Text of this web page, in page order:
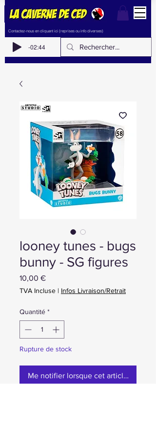
Contactez-nous en cliquant ici (reprises ou info diverses)
-02:44
looney tunes - bugs
bunny - SG figures
10,00 €Prix
TVA Incluse | Infos Livraison/Retrait
Quantité *
Rupture de stock
Me notifier lorsque cet article est